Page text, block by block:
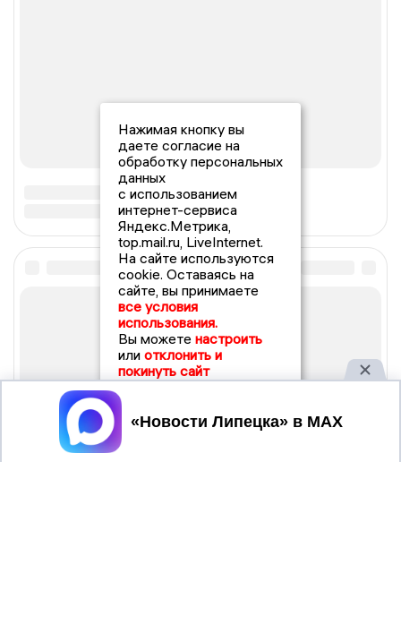
Нажимая кнопку вы
даете согласие на
обработку персональных
данных
с использованием
интернет-сервиса
Яндекс.Метрика,
top.mail.ru, LiveInternet.
На сайте используются
cookie. Оставаясь на
сайте, вы принимаете
все условия
использования.
Вы можете настроить
или отклонить и
покинуть сайт
Принять